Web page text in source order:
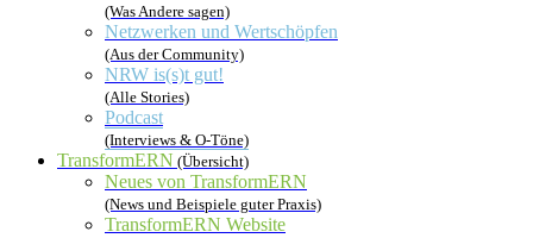
(Was Andere sagen)
Netzwerken und Wertschöpfen
(Aus der Community)
NRW is(s)t gut!
(Alle Stories)
Podcast
(Interviews & O-Töne)
TransformERN (Übersicht)
Neues von TransformERN
(News und Beispiele guter Praxis)
TransformERN Website